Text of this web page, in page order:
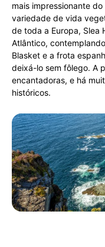
mais impressionante
variedade de vida
de toda a Europa, Slea
Atlântico,
Blasket e a frota
deixá-lo sem fôlego. A
encantadoras, e há
históricos.